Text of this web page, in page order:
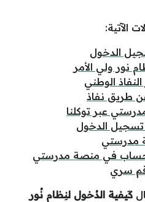
الآتية:
الدخول
نور ولي الأمر
الوطني
طريق نفاذ
عبر توكلنا
الدخول
مدرستي
في منصة مدرستي
سري
كَيفية الدُخول لنِظام نُور